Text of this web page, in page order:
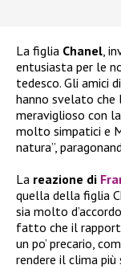
La figlia Chanel,
entusiasta per le
tedesco. Gli amici
hanno svelato che
meraviglioso con
molto simpatici e
natura”,
La reazione di
quella della figlia
sia molto
fatto che il
un po’ precario,
rendere il clima